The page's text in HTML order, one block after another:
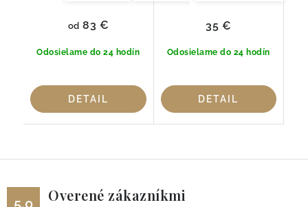
Odosielame do 24 hodín
od 83 €
DETAIL
Odosielame do 24 hodín
35 €
DETAIL
5.0 Overené zákazníkmi